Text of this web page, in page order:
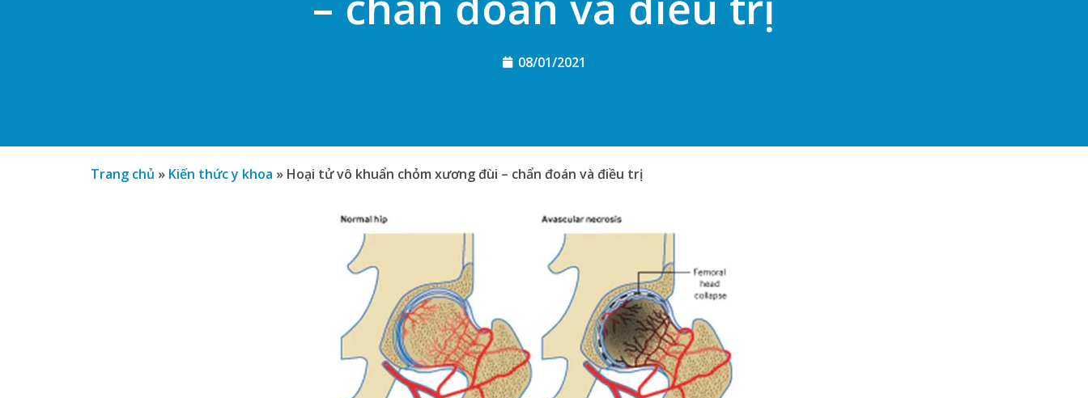
08/01/2021
Trang chủ » Kiến thức y khoa » Hoại tử vô khuẩn chỏm xương đùi – chẩn đoán và điều trị